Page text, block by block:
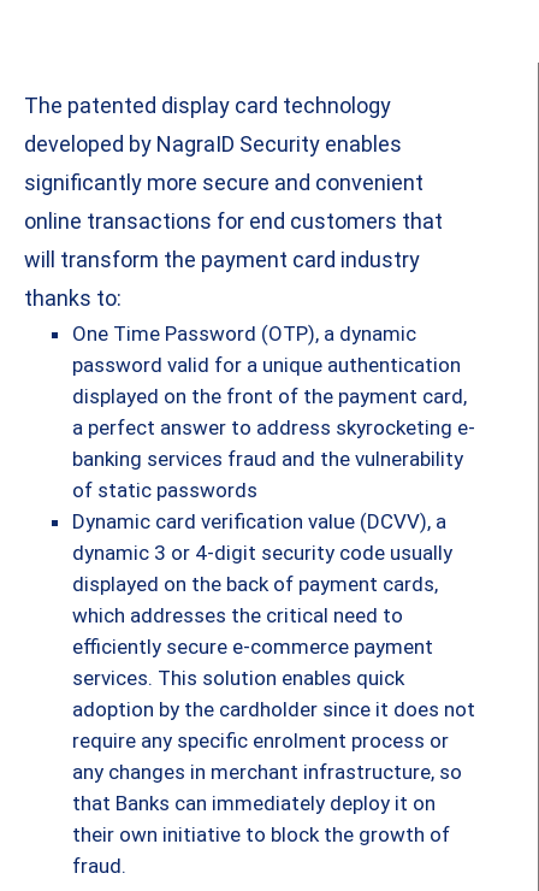
The patented display card technology
developed by NagraID Security enables
significantly more secure and convenient
online transactions for end customers that
will transform the payment card industry
thanks to:
One Time Password (OTP), a dynamic
password valid for a unique authentication
displayed on the front of the payment card,
a perfect answer to address skyrocketing e-
banking services fraud and the vulnerability
of static passwords
Dynamic card verification value (DCVV), a
dynamic 3 or 4-digit security code usually
displayed on the back of payment cards,
which addresses the critical need to
efficiently secure e-commerce payment
services. This solution enables quick
adoption by the cardholder since it does not
require any specific enrolment process or
any changes in merchant infrastructure, so
that Banks can immediately deploy it on
their own initiative to block the growth of
fraud.